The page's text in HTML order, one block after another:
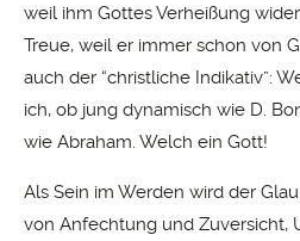
weil ihm Gottes Verheißung
Treue, weil er immer schon von
auch der “christliche Indikativ”:
ich, ob jung dynamisch wie D.
wie Abraham. Welch ein Gott!
Als Sein im Werden wird der
von Anfechtung und Zuversicht,